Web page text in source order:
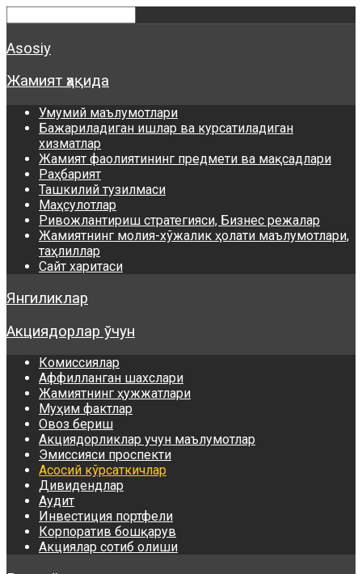
Asosiy
Жамият ҳақида
Умумий маълумотлари
Бажариладиган ишлар ва курсатиладиган
хизматлар
Жамият фаолиятининг предмети ва мақсадлари
Раҳбарият
Ташкилий тузилмаси
Маҳсулотлар
Ривожлантириш стратегияси, Бизнес режалар
Жамиятнинг молия-хўжалик ҳолати маълумотлари,
таҳлиллар
Сайт харитаси
Янгиликлар
Акциядорлар ўчун
Комиссиялар
Аффилланган шахслари
Жамиятнинг ҳужжатлари
Муҳим фактлар
Овоз бериш
Акциядорликлар учун маълумотлар
Эмиссияси проспекти
Асосий кўрсаткичлар
Дивидендлар
Аудит
Инвестиция портфели
Корпоратив бошқарув
Акциялар сотиб олиши